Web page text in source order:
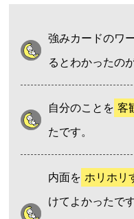
強みカードのワ
るとわかったの
自分のことを 客
たです。
内面を ホリホリ
けてよかったです